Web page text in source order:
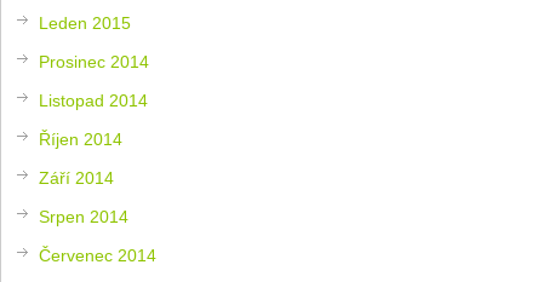
Leden 2015
Prosinec 2014
Listopad 2014
Říjen 2014
Září 2014
Srpen 2014
Červenec 2014